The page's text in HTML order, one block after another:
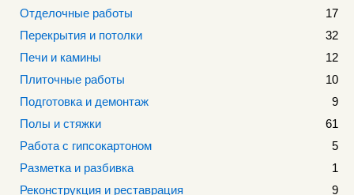
Отделочные работы
17
Перекрытия и потолки
32
Печи и камины
12
Плиточные работы
10
Подготовка и демонтаж
9
Полы и стяжки
61
Работа с гипсокартоном
5
Разметка и разбивка
1
Реконструкция и реставрация
9